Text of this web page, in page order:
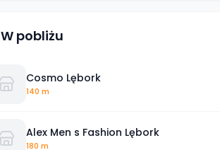
W pobliżu
Cosmo Lębork
140 m
Alex Men s Fashion Lębork
180 m